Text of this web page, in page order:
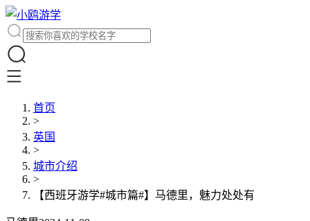
首页
>
英国
>
城市介绍
>
【西班牙游学#城市篇#】马德里，魅力处处有